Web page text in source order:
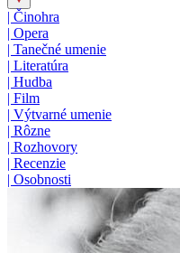
| Činohra
| Opera
| Tanečné umenie
| Literatúra
| Hudba
| Film
| Výtvarné umenie
| Rôzne
| Rozhovory
| Recenzie
| Osobnosti